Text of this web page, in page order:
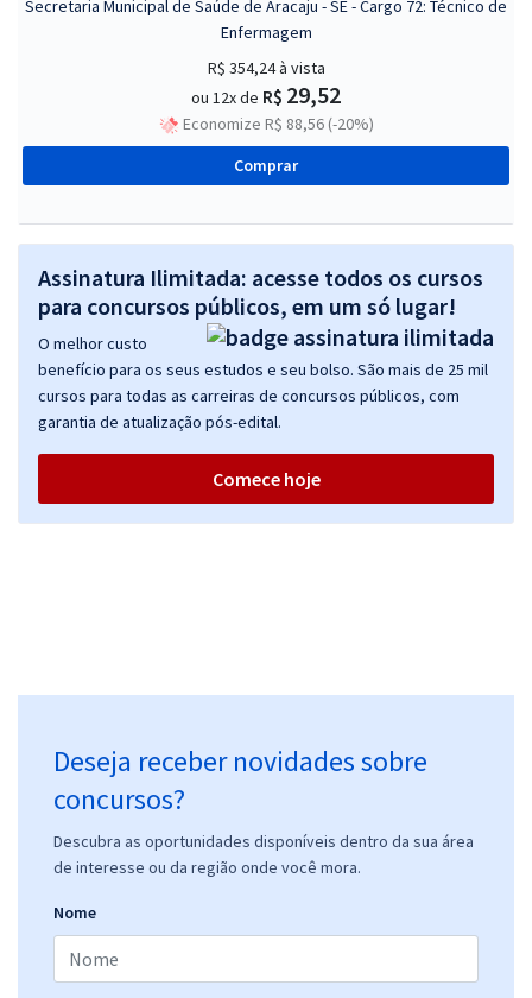
Secretaria Municipal de Saúde de Aracaju - SE - Cargo 72: Técnico de
Enfermagem
R$ 354,24à vista
ou 12x de R$ 29,52
Economize R$ 88,56 (-20%)
Comprar
Assinatura Ilimitada: acesse todos os cursos
para concursos públicos, em um só lugar!
O melhor custo
benefício para os seus estudos e seu bolso. São mais de 25 mil
cursos para todas as carreiras de concursos públicos, com
garantia de atualização pós-edital.
Comece hoje
Deseja receber novidades sobre
concursos?
Descubra as oportunidades disponíveis dentro da sua área
de interesse ou da região onde você mora.
Nome